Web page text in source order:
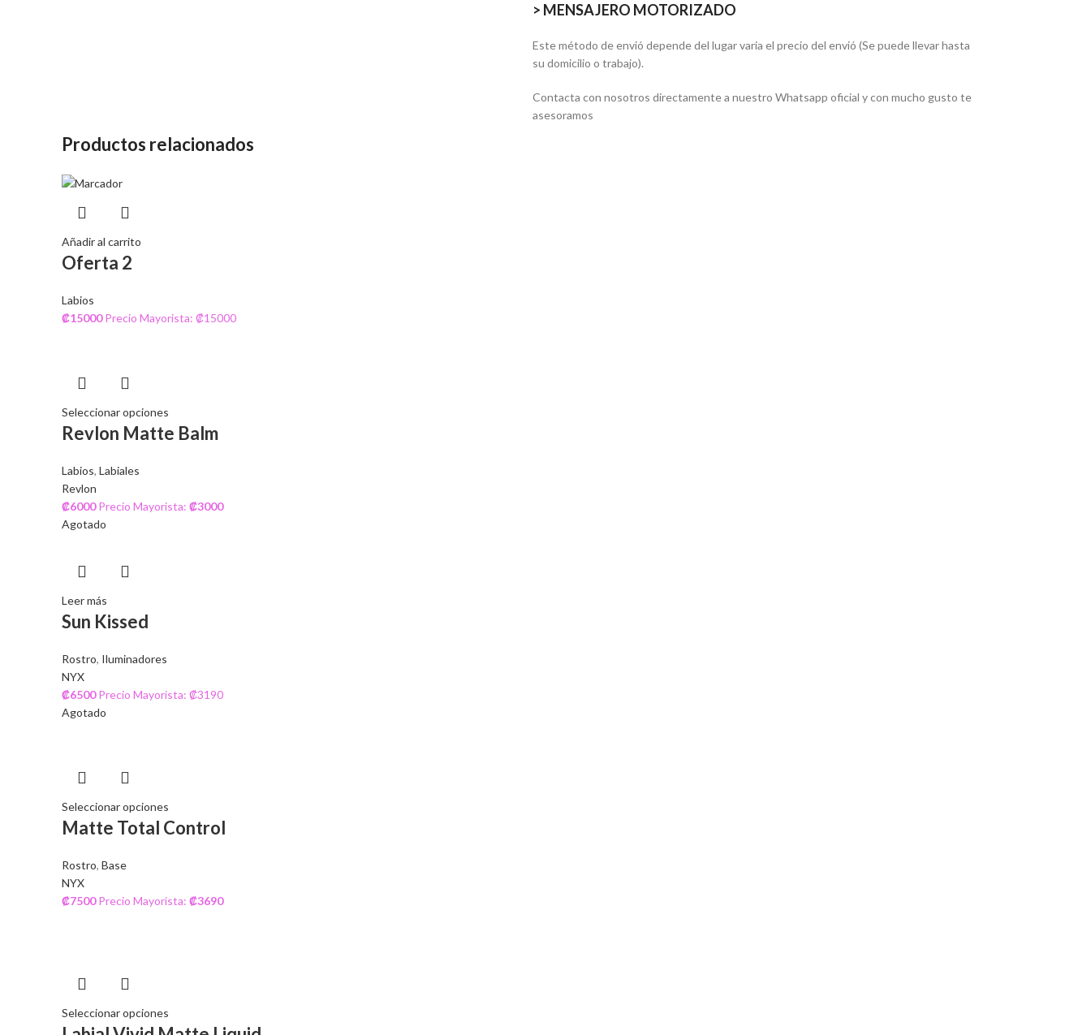
> MENSAJERO MOTORIZADO
Este método de envió depende del lugar varia el precio del envió (Se puede llevar hasta
su domicilio o trabajo).
Contacta con nosotros directamente a nuestro Whatsapp oficial y con mucho gusto te
asesoramos
Productos relacionados
Añadir al carrito
Oferta 2
Labios
₡15000 Precio Mayorista: ₡15000
Seleccionar opciones
Revlon Matte Balm
Labios, Labiales
Revlon
₡6000 Precio Mayorista: ₡3000
Agotado
Leer más
Sun Kissed
Rostro, Iluminadores
NYX
₡6500 Precio Mayorista: ₡3190
Agotado
Seleccionar opciones
Matte Total Control
Rostro, Base
NYX
₡7500 Precio Mayorista: ₡3690
Seleccionar opciones